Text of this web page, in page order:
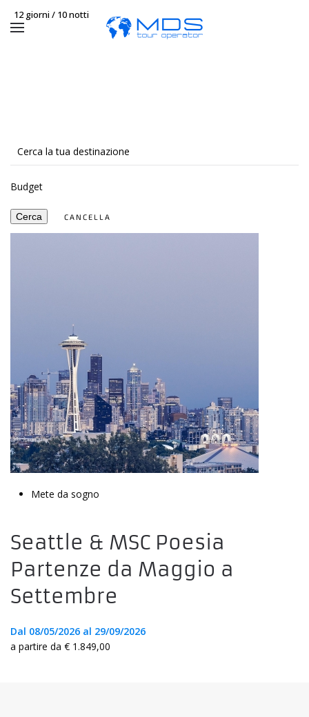
Budget
Cerca CANCELLA
12 giorni / 10 notti
Mete da sogno
Seattle & MSC Poesia
Partenze da Maggio a
Settembre
Dal 08/05/2026 al 29/09/2026
a partire da € 1.849,00